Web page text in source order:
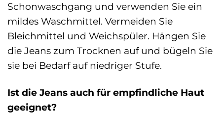
Schonwaschgang und verwenden Sie ein
mildes Waschmittel. Vermeiden Sie
Bleichmittel und Weichspüler. Hängen Sie
die Jeans zum Trocknen auf und bügeln Sie
sie bei Bedarf auf niedriger Stufe.
Ist die Jeans auch für empfindliche Haut
geeignet?